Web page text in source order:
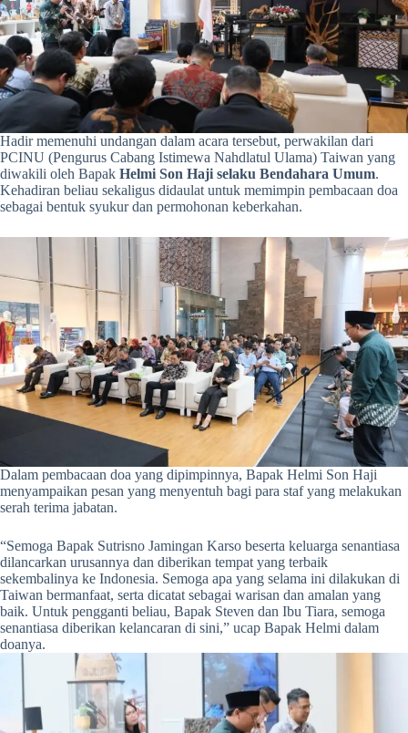
Hadir memenuhi undangan dalam acara tersebut, perwakilan dari
PCINU (Pengurus Cabang Istimewa Nahdlatul Ulama) Taiwan yang
diwakili oleh Bapak Helmi Son Haji selaku Bendahara Umum.
Kehadiran beliau sekaligus didaulat untuk memimpin pembacaan doa
sebagai bentuk syukur dan permohonan keberkahan.
Dalam pembacaan doa yang dipimpinnya, Bapak Helmi Son Haji
menyampaikan pesan yang menyentuh bagi para staf yang melakukan
serah terima jabatan.
“Semoga Bapak Sutrisno Jamingan Karso beserta keluarga senantiasa
dilancarkan urusannya dan diberikan tempat yang terbaik
sekembalinya ke Indonesia. Semoga apa yang selama ini dilakukan di
Taiwan bermanfaat, serta dicatat sebagai warisan dan amalan yang
baik. Untuk pengganti beliau, Bapak Steven dan Ibu Tiara, semoga
senantiasa diberikan kelancaran di sini,” ucap Bapak Helmi dalam
doanya.